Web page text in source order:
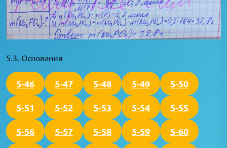
5.3. Основания
5-46 5-47 5-48 5-49 5-50
5-51 5-52 5-53 5-54 5-55
5-56 5-57 5-58 5-59 5-60